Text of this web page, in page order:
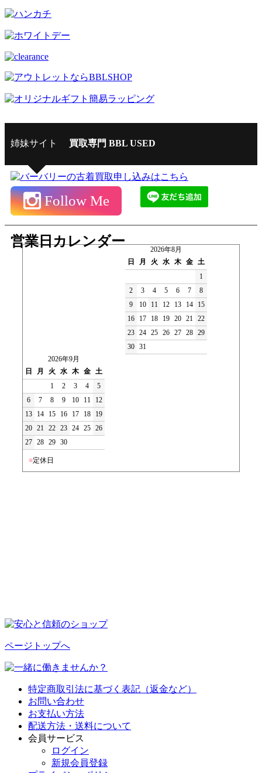
姉妹サイト 買取専門 BBL USED
Follow Me
営業日カレンダー
2026年8月
日
月 火 水 木 金 土
1
2
3 4 5 6 7
8
9
10 11 12 13 14
15
16
17 18 19 20 21 22
23 24 25 26 27 28 29
30 31
2026年9月
日
月 火 水 木 金 土
1
2 3 4
5
6
7 8 9 10 11
12
13
14 15 16 17 18
19
20 21 22 23 24 25 26
27 28 29 30
■定休日
ページトップへ
特定商取引法に基づく表記（返金など）
お問い合わせ
お支払い方法
配送方法・送料について
会員サービス
ログイン
新規会員登録